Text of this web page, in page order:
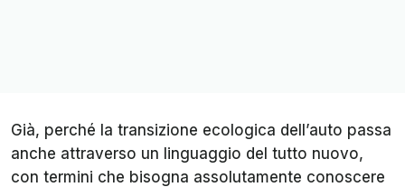
Già, perché la transizione ecologica dell’auto passa
anche attraverso un linguaggio del tutto nuovo,
con termini che bisogna assolutamente conoscere